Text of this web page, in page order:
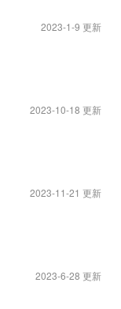
2023-1-9 更新
2023-10-18 更新
2023-11-21 更新
2023-6-28 更新